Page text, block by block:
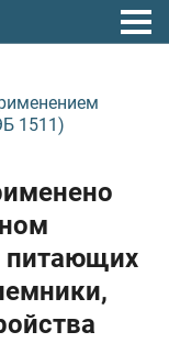
1511)
питающих